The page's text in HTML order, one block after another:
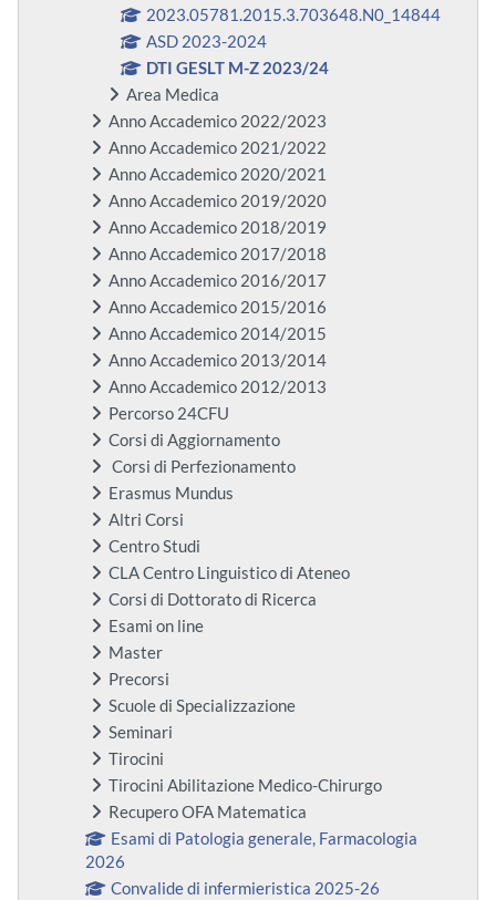
2023.05781.2015.3.703648.N0_14844
ASD 2023-2024
DTI GESLT M-Z 2023/24
Area Medica
Anno Accademico 2022/2023
Anno Accademico 2021/2022
Anno Accademico 2020/2021
Anno Accademico 2019/2020
Anno Accademico 2018/2019
Anno Accademico 2017/2018
Anno Accademico 2016/2017
Anno Accademico 2015/2016
Anno Accademico 2014/2015
Anno Accademico 2013/2014
Anno Accademico 2012/2013
Percorso 24CFU
Corsi di Aggiornamento
Corsi di Perfezionamento
Erasmus Mundus
Altri Corsi
Centro Studi
CLA Centro Linguistico di Ateneo
Corsi di Dottorato di Ricerca
Esami on line
Master
Precorsi
Scuole di Specializzazione
Seminari
Tirocini
Tirocini Abilitazione Medico-Chirurgo
Recupero OFA Matematica
Esami di Patologia generale, Farmacologia
2026
Convalide di infermieristica 2025-26